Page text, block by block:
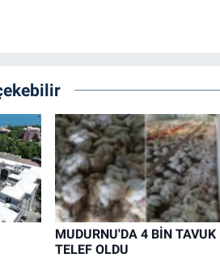
MUDURNU'DA 4 BİN TAVUK
TELEF OLDU